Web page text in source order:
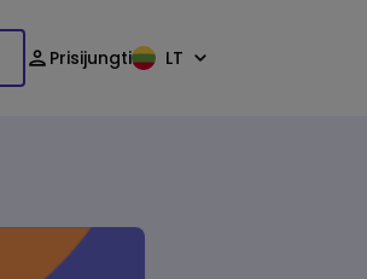
Prisijungti LT